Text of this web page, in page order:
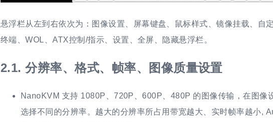
悬浮栏从左到右依次为：图像设置、屏幕键盘、鼠标样式、镜像挂载、自
终端、WOL、ATX控制/指示、设置、全屏、隐藏悬浮栏。
2.1.分辨率、格式、帧率、图像质量设置
NanoKVM 支持 1080P、720P、600P、480P 的图像传输，在图像
选择不同的分辨率。越大的分辨率所占用带宽越大、实时帧率越小,